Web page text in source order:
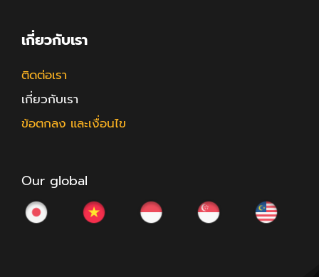
เกี่ยวกับเรา
ติดต่อเรา
เกี่ยวกับเรา
ข้อตกลง และเงื่อนไข
Our global